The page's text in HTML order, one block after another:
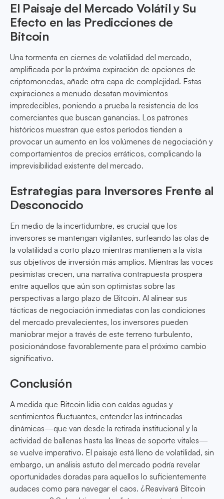
El Paisaje del Mercado Volátil y Su
Efecto en las Predicciones de
Bitcoin
Una tormenta en ciernes de volatilidad del mercado,
amplificada por la próxima expiración de opciones de
criptomonedas, añade otra capa de complejidad. Estas
expiraciones a menudo desatan movimientos
impredecibles, poniendo a prueba la resistencia de los
comerciantes que buscan ganancias. Los patrones
históricos muestran que estos períodos tienden a
provocar un aumento en los volúmenes de negociación y
comportamientos de precios erráticos, complicando la
imprevisibilidad existente del mercado.
Estrategias para Inversores Frente al
Desconocido
En medio de la incertidumbre, es crucial que los
inversores se mantengan vigilantes, surfeando las olas de
la volatilidad a corto plazo mientras mantienen a la vista
sus objetivos de inversión más amplios. Mientras las voces
pesimistas crecen, una narrativa contrapuesta prospera
entre aquellos que aún son optimistas sobre las
perspectivas a largo plazo de Bitcoin. Al alinear sus
tácticas de negociación inmediatas con las condiciones
del mercado prevalecientes, los inversores pueden
maniobrar mejor a través de este terreno turbulento,
posicionándose favorablemente para el próximo cambio
significativo.
Conclusión
A medida que Bitcoin lidia con caídas agudas y
sentimientos fluctuantes, entender las intrincadas
dinámicas—que van desde la retirada institucional y la
actividad de ballenas hasta las líneas de soporte vitales—
se vuelve imperativo. El paisaje está lleno de volatilidad, sin
embargo, un análisis astuto del mercado podría revelar
oportunidades doradas para aquellos lo suficientemente
audaces como para navegar el caos. ¿Reavivará Bitcoin